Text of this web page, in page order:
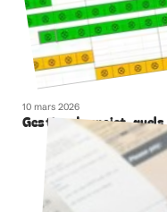
10 mars 2026
Gestion de projet,